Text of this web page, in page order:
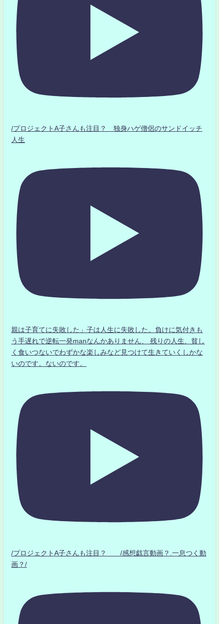
/プロジェクトA子さんも注目？ 独身ハゲ僧侶のサンドイッチ
人生
親は子育てに失敗した」子は人生に失敗した。負けに気付きも
う手遅れで逆転一発manなんかありません、 残りの人生、貧し
く食いつないでわずかな楽しみなど見つけて生きていくしかな
いのです。ないのです。
/プロジェクトA子さんも注目？ /感想戯言動画？.一息つく動
画？/